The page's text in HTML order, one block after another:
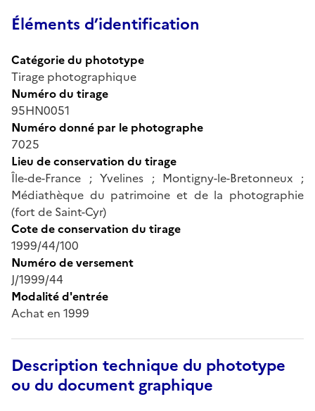
Éléments d’identification
Catégorie du phototype
Tirage photographique
Numéro du tirage
95HN0051
Numéro donné par le photographe
7025
Lieu de conservation du tirage
Île-de-France ; Yvelines ; Montigny-le-Bretonneux ;
Médiathèque du patrimoine et de la photographie
(fort de Saint-Cyr)
Cote de conservation du tirage
1999/44/100
Numéro de versement
J/1999/44
Modalité d'entrée
Achat en 1999
Description technique du phototype
ou du document graphique